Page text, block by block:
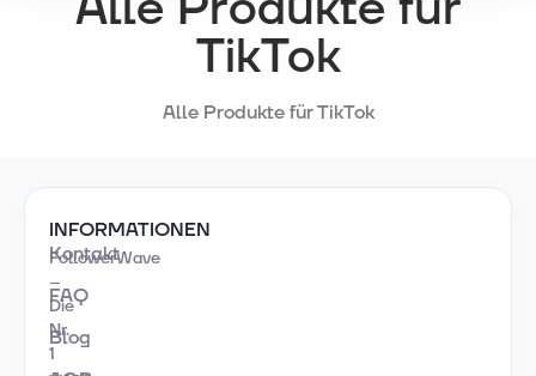
TikTok
Alle Produkte für TikTok
FollowerWave
–
Die
Nr.
1
INFORMATIONEN
Kontakt
FAQ
Blog